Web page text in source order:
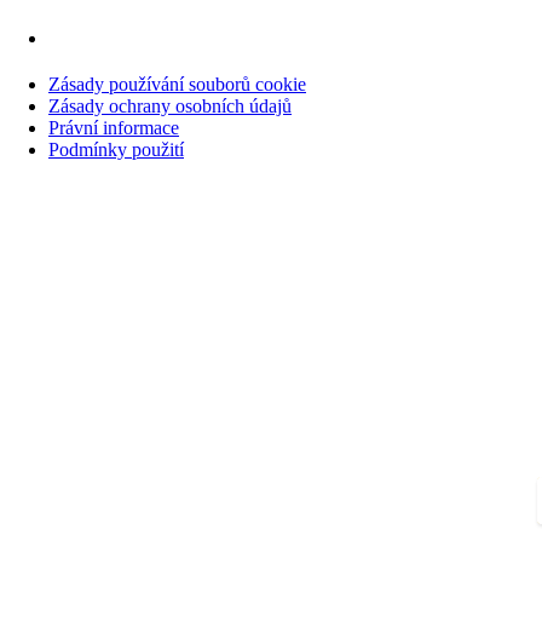
Zásady používání souborů cookie
Zásady ochrany osobních údajů
Právní informace
Podmínky použití